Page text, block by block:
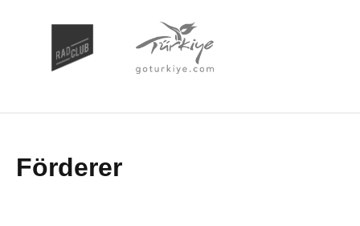
Förderer